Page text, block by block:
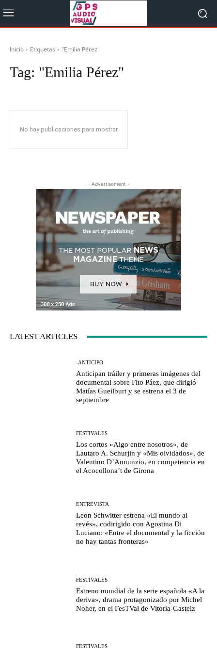
Inicio Etiquetas "Emilia Pérez"
Tag: "Emilia Pérez"
No hay publicaciones para mostrar
- Advertisement -
LATEST ARTICLES
-ANTICIPO
Anticipan tráiler y primeras imágenes del
documental sobre Fito Páez, que dirigió
Matías Gueilburt y se estrena el 3 de
septiembre
FESTIVALES
Los cortos «Algo entre nosotros», de
Lautaro A. Schurjin y «Mis olvidados», de
Valentino D’Annunzio, en competencia en
el Acocollona’t de Girona
ENTREVISTA
Leon Schwitter estrena «El mundo al
revés», codirigido con Agostina Di
Luciano: «Entre el documental y la ficción
no hay tantas fronteras»
FESTIVALES
Estreno mundial de la serie española «A la
deriva», drama protagonizado por Michel
Noher, en el FesTVal de Vitoria-Gasteiz
FESTIVALES